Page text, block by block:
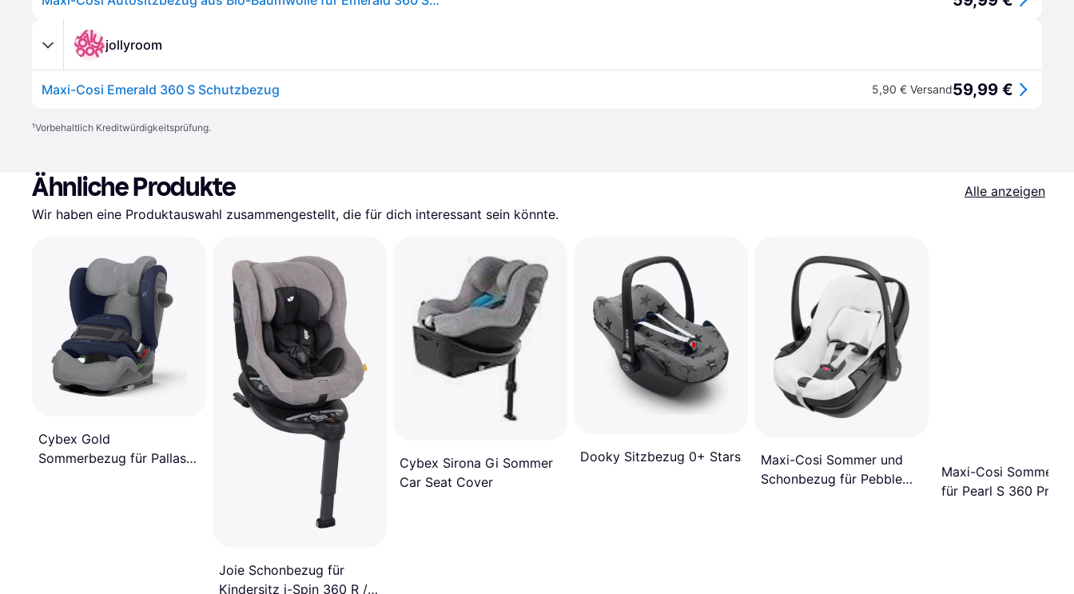
jollyroom
Maxi-Cosi Emerald 360 S Schutzbezug 5,90 € Versand59,99 €
¹Vorbehaltlich Kreditwürdigkeitsprüfung.
Ähnliche Produkte
Alle anzeigen
Wir haben eine Produktauswahl zusammengestellt, die für dich interessant sein könnte.
Cybex Gold
Sommerbezug für Pallas G
Joie Schonbezug für
Kindersitz i-Spin 360 R / i-
Cybex Sirona Gi Sommer
Car Seat Cover
Dooky Sitzbezug 0+ Stars
Maxi-Cosi Sommer und
Schonbezug für Pebble
Maxi-Cosi
für Pearl S 360 Pro